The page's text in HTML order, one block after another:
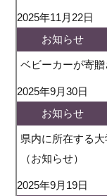
2025年11月22日
お知らせ
ベビーカーが寄贈
2025年9月30日
お知らせ
県内に所在する
（お知らせ）
2025年9月19日